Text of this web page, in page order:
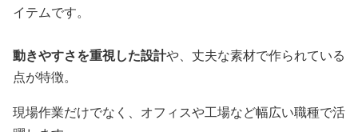
イテムです。
動きやすさを重視した設計や、丈夫な素材で作られている
点が特徴。
現場作業だけでなく、オフィスや工場など幅広い職種で活